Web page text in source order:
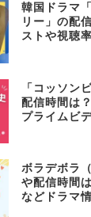
韓国ドラマ
リー」の配
ストや視聴
「コッソン
配信時間は
プライムビ
ボラデボラ
や配信時間
などドラマ